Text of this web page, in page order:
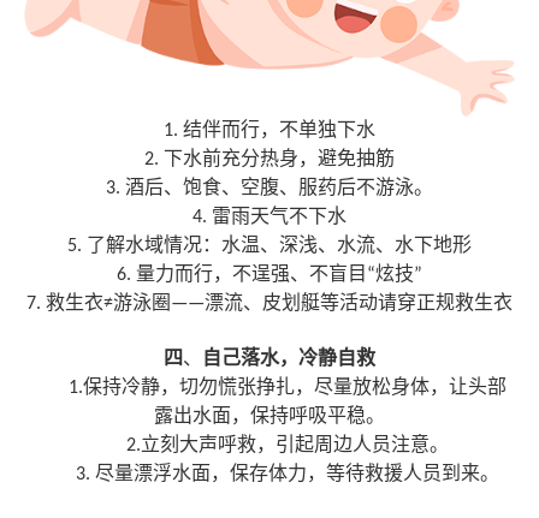
1. 结伴而行，不单独下水
2.
下水前充分热身，避免抽筋
3. 酒后、饱食、空腹、服药后不游泳。
4. 雷雨天气不下水
5.
了解水域情况：水温、深浅、水流、水下地形
6. 量力而行，不逞强、不盲目“炫技”
7. 救生衣≠游泳圈——漂流、皮划艇等活动请穿正规救生衣
四、 自己落水，冷静自救
1.保持冷静，切勿慌张挣扎，尽量放松身体，让头部
露出水面，保持呼吸平稳。
2.立刻大声呼救，引起周边人员注意。
3. 尽量漂浮水面，保存体力，等待救援人员到来。